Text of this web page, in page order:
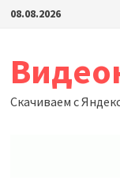
Перейти
08.08.2026
Скачиваем с